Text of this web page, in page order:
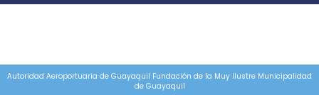
Autoridad Aeroportuaria de Guayaquil Fundación de la Muy Ilustre Municipalidad
de Guayaquil